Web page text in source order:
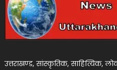
उत्तराखण्ड, सांस्कृतिक, साहित्यिक,